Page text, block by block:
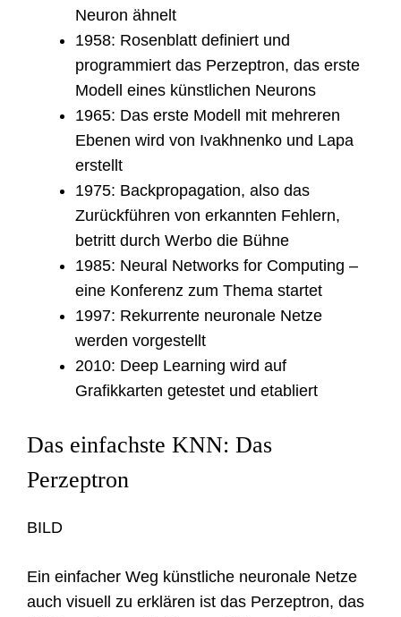
Neuron ähnelt
1958: Rosenblatt definiert und
programmiert das Perzeptron, das erste
Modell eines künstlichen Neurons
1965: Das erste Modell mit mehreren
Ebenen wird von Ivakhnenko und Lapa
erstellt
1975: Backpropagation, also das
Zurückführen von erkannten Fehlern,
betritt durch Werbo die Bühne
1985: Neural Networks for Computing –
eine Konferenz zum Thema startet
1997: Rekurrente neuronale Netze
werden vorgestellt
2010: Deep Learning wird auf
Grafikkarten getestet und etabliert
Das einfachste KNN: Das
Perzeptron
BILD
Ein einfacher Weg künstliche neuronale Netze
auch visuell zu erklären ist das Perzeptron, das